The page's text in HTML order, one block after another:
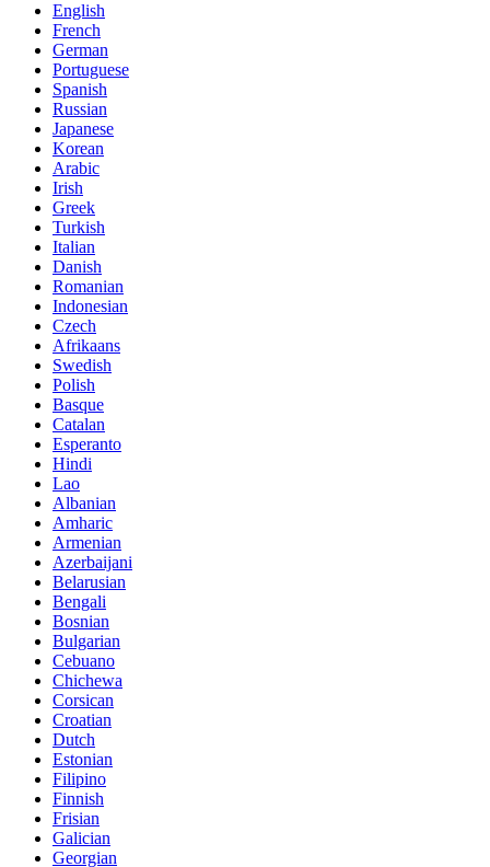
English
French
German
Portuguese
Spanish
Russian
Japanese
Korean
Arabic
Irish
Greek
Turkish
Italian
Danish
Romanian
Indonesian
Czech
Afrikaans
Swedish
Polish
Basque
Catalan
Esperanto
Hindi
Lao
Albanian
Amharic
Armenian
Azerbaijani
Belarusian
Bengali
Bosnian
Bulgarian
Cebuano
Chichewa
Corsican
Croatian
Dutch
Estonian
Filipino
Finnish
Frisian
Galician
Georgian